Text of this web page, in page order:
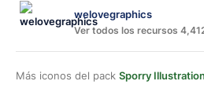
welovegraphics
Ver todos los recursos
Más iconos del pack Sporry